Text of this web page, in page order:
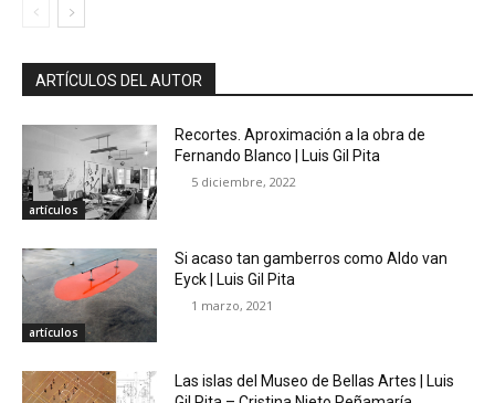
ARTÍCULOS DEL AUTOR
artículos
Recortes. Aproximación a la obra de
Fernando Blanco | Luis Gil Pita
5 diciembre, 2022
artículos
Si acaso tan gamberros como Aldo van
Eyck | Luis Gil Pita
1 marzo, 2021
Las islas del Museo de Bellas Artes | Luis